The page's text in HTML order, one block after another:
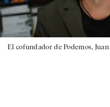
El cofundador de Podemos,